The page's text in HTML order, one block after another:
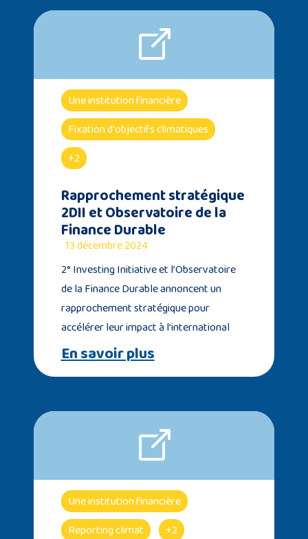
Une institution financière
Fixation d'objectifs climatiques
+2
Rapprochement stratégique
2DII et Observatoire de la
Finance Durable
13 décembre 2024
2° Investing Initiative et l’Observatoire
de la Finance Durable annoncent un
rapprochement stratégique pour
accélérer leur impact à l’international
En savoir plus
Une institution financière
Reporting climat
+2